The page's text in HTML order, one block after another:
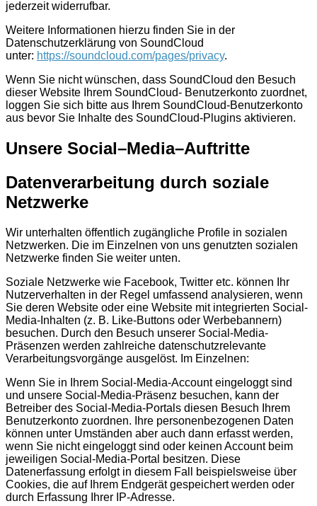
jederzeit widerrufbar.
Weitere Informationen hierzu finden Sie in der
Datenschutzerklärung von SoundCloud
unter: https://soundcloud.com/pages/privacy.
Wenn Sie nicht wünschen, dass SoundCloud den Besuch
dieser Website Ihrem SoundCloud- Benutzerkonto zuordnet,
loggen Sie sich bitte aus Ihrem SoundCloud-Benutzerkonto
aus bevor Sie Inhalte des SoundCloud-Plugins aktivieren.
Unsere Social–Media–Auftritte
Datenverarbeitung durch soziale
Netzwerke
Wir unterhalten öffentlich zugängliche Profile in sozialen
Netzwerken. Die im Einzelnen von uns genutzten sozialen
Netzwerke finden Sie weiter unten.
Soziale Netzwerke wie Facebook, Twitter etc. können Ihr
Nutzerverhalten in der Regel umfassend analysieren, wenn
Sie deren Website oder eine Website mit integrierten Social-
Media-Inhalten (z. B. Like-Buttons oder Werbebannern)
besuchen. Durch den Besuch unserer Social-Media-
Präsenzen werden zahlreiche datenschutzrelevante
Verarbeitungsvorgänge ausgelöst. Im Einzelnen:
Wenn Sie in Ihrem Social-Media-Account eingeloggt sind
und unsere Social-Media-Präsenz besuchen, kann der
Betreiber des Social-Media-Portals diesen Besuch Ihrem
Benutzerkonto zuordnen. Ihre personenbezogenen Daten
können unter Umständen aber auch dann erfasst werden,
wenn Sie nicht eingeloggt sind oder keinen Account beim
jeweiligen Social-Media-Portal besitzen. Diese
Datenerfassung erfolgt in diesem Fall beispielsweise über
Cookies, die auf Ihrem Endgerät gespeichert werden oder
durch Erfassung Ihrer IP-Adresse.